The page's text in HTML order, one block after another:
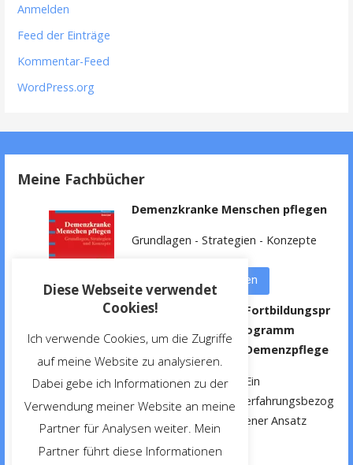
Anmelden
Feed der Einträge
Kommentar-Feed
WordPress.org
Meine Fachbücher
Demenzkranke Menschen pflegen
Grundlagen - Strategien - Konzepte
weitere Informationen
Fortbildungspr
ogramm
Demenzpflege
Ein
erfahrungsbezog
ener Ansatz
Diese Webseite verwendet
Cookies!
Ich verwende Cookies, um die Zugriffe
auf meine Website zu analysieren.
Dabei gebe ich Informationen zu der
Verwendung meiner Website an meine
Partner für Analysen weiter. Mein
Partner führt diese Informationen